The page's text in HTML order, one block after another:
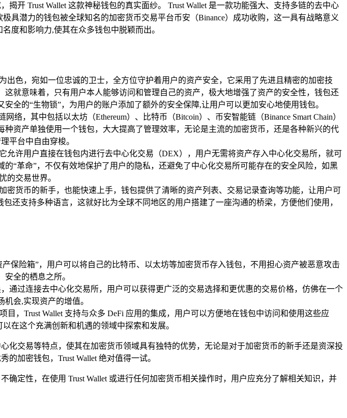
开 Trust Wallet 这款神秘钱包的真实面纱。 Trust Wallet 是一款功能强大、支持多链的去中心
具潜力的钱包被全球知名的加密货币交易平台币安（Binance）成功收购，这一具有战略意义
度和影响力,使其在众多钱包中脱颖而出。
出色，宛如一位忠诚的卫士，全方位守护着用户的资产安全，它采用了先进且精密的加密技
就意味着，只有用户本人能够访问和管理自己的资产，极大地增强了资产的安全性，钱包还
全的“生物锁”，为用户的账户添加了额外的安全保障,让用户可以更加安心地使用钱包。
络，其中包括以太坊（Ethereum）、比特币（Bitcoin）、币安智能链（Binance Smart Chain）
资产单独使用一个钱包，大大提高了管理效率，无论是主流的加密货币，还是各种新兴的代
平台中自由穿梭。
允许用户直接在钱包内进行去中心化交易（DEX），用户无需将资产存入中心化交易所，就可
“革命”，不仅有效地保护了用户的隐私，还避免了中心化交易所可能存在的安全风险，如黑
的交易世界。
密货币的新手，也能快速上手，钱包提供了清晰的资产列表、交易记录查询等功能，让用户可
还支持多种语言，这就好比为全球不同地区的用户搭建了一座沟通的桥梁，方便他们使用，
保险箱”，用户可以将自己的比特币、以太坊等加密货币存入钱包，不用担心资产被恶意攻击
全的栖息之所。
通过连接去中心化交易所，用户可以获得更广泛的交易选择和更优惠的交易价格，仿佛在一个
会,实现资产的增值。
，Trust Wallet 支持与众多 DeFi 应用的集成，用户可以方便地在钱包中访问和使用这些应
在这个充满创新和机遇的领域中探索和发展。
化交易等特点，使其在加密货币领域具有独特的优势，无论是对于加密货币的新手还是资深投
加密钱包，Trust Wallet 绝对值得一试。
定性，在使用 Trust Wallet 或进行任何加密货币相关操作时，用户应充分了解相关知识，并